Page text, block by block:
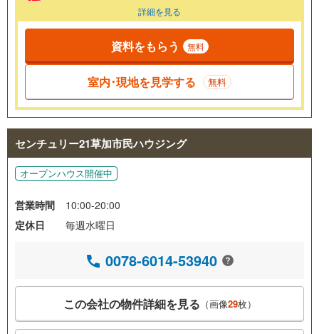
詳細を見る
資料をもらう 無料
室内･現地を見学する 無料
センチュリー21草加市民ハウジング
オープンハウス開催中
営業時間
10:00-20:00
定休日
毎週水曜日
0078-6014-53940
この会社の物件詳細を見る （画像29枚）